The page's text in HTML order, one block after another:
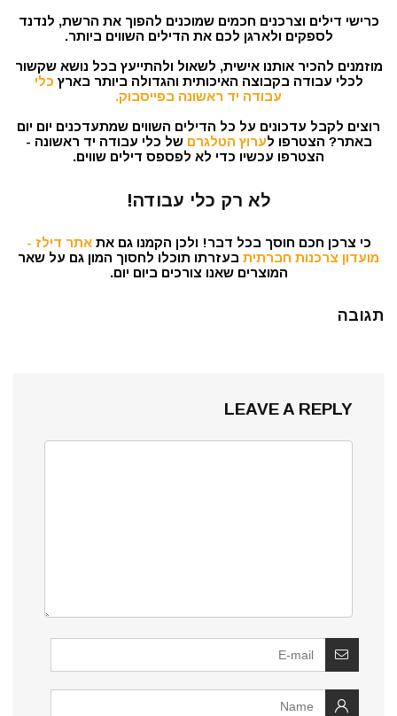
כרישי דילים וצרכנים חכמים שמוכנים להפוך את הרשת, לנדנד
לספקים ולארגן לכם את הדילים השווים ביותר.
מוזמנים להכיר אותנו אישית, לשאול ולהתייעץ בכל נושא שקשור
לכלי עבודה בקבוצה האיכותית והגדולה ביותר בארץ כלי
עבודה יד ראשונה בפייסבוק.
רוצים לקבל עדכונים על כל הדילים השווים שמתעדכנים יום יום
באתר? הצטרפו לערוץ הטלגרם של כלי עבודה יד ראשונה -
הצטרפו עכשיו כדי לא לפספס דילים שווים.
לא רק כלי עבודה!
כי צרכן חכם חוסך בכל דבר! ולכן הקמנו גם אתאתר דילז -
מועדון צרכנות חברתית בעזרתו תוכלו לחסוך המון גם על שאר
המוצרים שאנו צורכים ביום יום.
תגובה
LEAVE A REPLY